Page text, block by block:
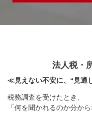
法人税・
≪見えない不安に、“見通
税務調査を受けたとき、
「何を聞かれるのか分から